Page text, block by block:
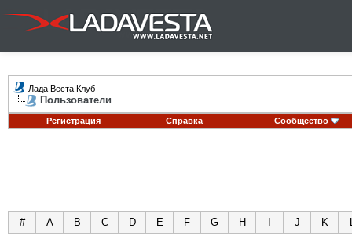
Лада Веста Клуб
Пользователи
Регистрация Справка Сообщество
# A B C D E F G H J K